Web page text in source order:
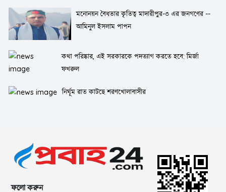
মনোনয়ন বৈধতার কৃতিত্ব মাদারীপুর-৩ এর জনগণের --
আমিনুল ইসলাম পাপন
কথা পরিষ্কার, এই সরকারকে পদত্যাগ করতে হবে: মির্জা
ফখরুল
নির্ঘূম রাত কাটছে শরণখোলাবাসীর
ফলো করুন